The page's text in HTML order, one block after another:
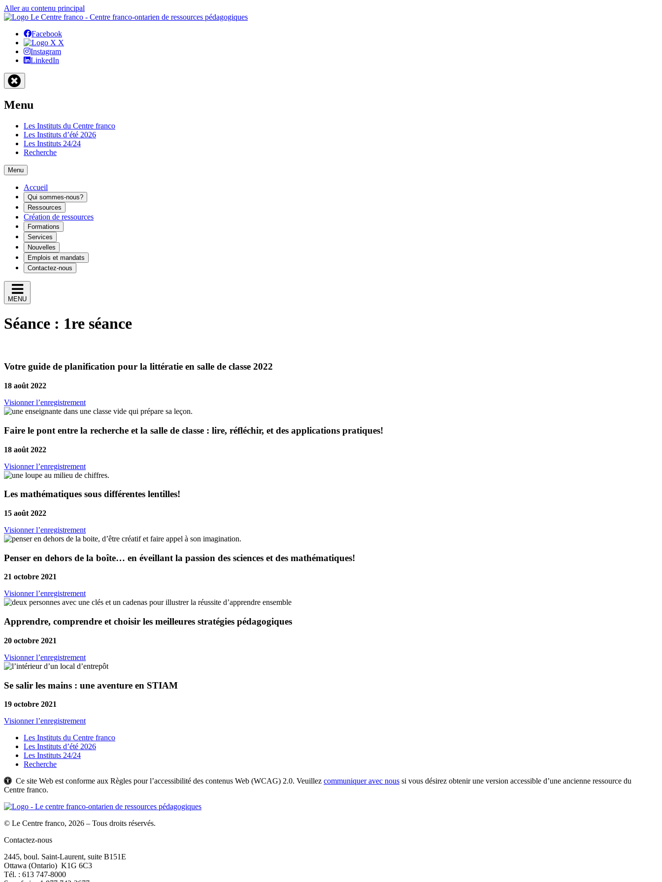
Aller au contenu principal
Facebook
X
Instagram
LinkedIn
Menu
Les Instituts du Centre franco
Les Instituts d’été 2026
Les Instituts 24/24
Recherche
Menu
Accueil
Qui sommes-nous?
Ressources
Création de ressources
Formations
Services
Nouvelles
Emplois et mandats
Contactez-nous
MENU
Séance : 1re séance
Votre guide de planification pour la littératie en salle de classe 2022
18 août 2022
Visionner l’enregistrement
Faire le pont entre la recherche et la salle de classe : lire, réfléchir, et des applications pratiques!
18 août 2022
Visionner l’enregistrement
Les mathématiques sous différentes lentilles!
15 août 2022
Visionner l’enregistrement
Penser en dehors de la boîte… en éveillant la passion des sciences et des mathématiques!
21 octobre 2021
Visionner l’enregistrement
Apprendre, comprendre et choisir les meilleures stratégies pédagogiques
20 octobre 2021
Visionner l’enregistrement
Se salir les mains : une aventure en STIAM
19 octobre 2021
Visionner l’enregistrement
Les Instituts du Centre franco
Les Instituts d’été 2026
Les Instituts 24/24
Recherche
Ce site Web est conforme aux Règles pour l’accessibilité des contenus Web (WCAG) 2.0. Veuillez communiquer avec nous si vous désirez obtenir une version accessible d’une ancienne ressource du
Centre franco.
© Le Centre franco, 2026 – Tous droits réservés.
Contactez-nous
2445, boul. Saint-Laurent, suite B151E
Ottawa (Ontario) K1G 6C3
Tél. : 613 747‑8000